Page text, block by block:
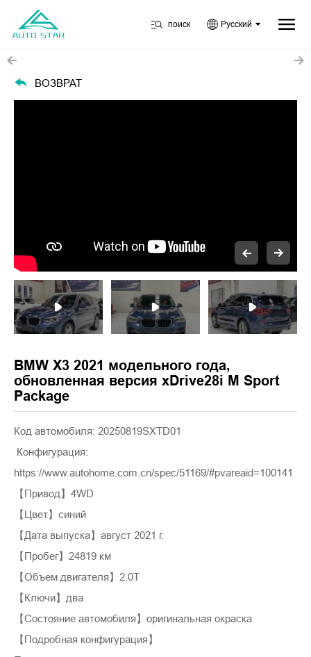
поиск Русский
ВОЗВРАТ
BMW X3 2021 модельного года,
обновленная версия xDrive28i M Sport
Package
Код автомобиля: 20250819SXTD01
Конфигурация:
https://www.autohome.com.cn/spec/51169/#pvareaid=100141
【Привод】4WD
【Цвет】синий
【Дата выпуска】август 2021 г.
【Пробег】24819 км
【Объем двигателя】2.0T
【Ключи】два
【Состояние автомобиля】оригинальная окраска
【Подробная конфигурация】